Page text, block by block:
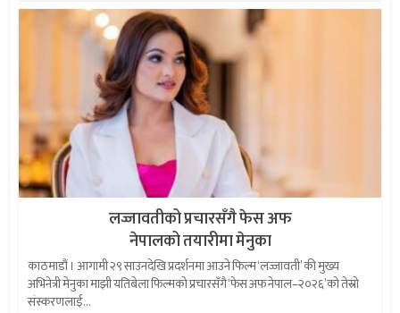
लज्जावतीको प्रचारसँगै फेस अफ
नेपालको तयारीमा मेनुका
काठमाडौं । आगामी २९ साउनदेखि प्रदर्शनमा आउने फिल्म ‘लज्जावती’ की मुख्य
अभिनेत्री मेनुका माझी यतिबेला फिल्मको प्रचारसँगै ‘फेस अफ नेपाल–२०२६’को तेस्रो
संस्करणलाई...